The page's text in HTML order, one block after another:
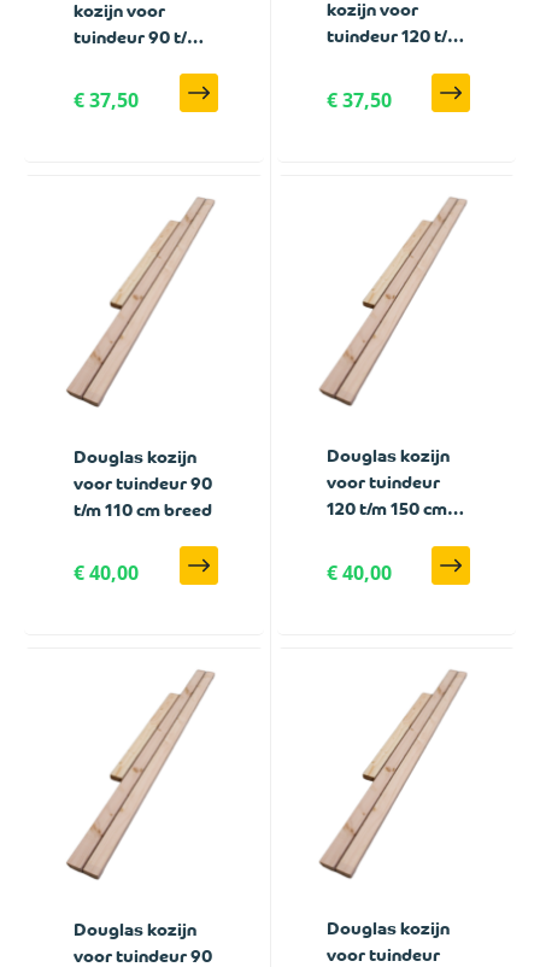
kozijn voor
tuindeur 90 t/m
€ 37,50
kozijn voor
tuindeur 120 t/m
€ 37,50
Douglas kozijn
voor tuindeur 90
t/m 110 cm breed
€ 40,00
Douglas kozijn
voor tuindeur
120 t/m 150 cm
€ 40,00
Douglas kozijn
voor tuindeur 90
Douglas kozijn
voor tuindeur